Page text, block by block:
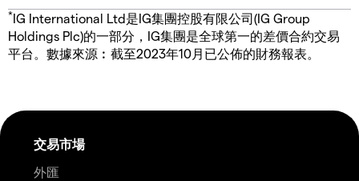
*IG International Ltd是IG集團控股有限公司(IG Group
Holdings Plc)的一部分，IG集團是全球第一的差價合約交易
平台。數據來源︰截至2023年10月已公佈的財務報表。
交易市場
外匯